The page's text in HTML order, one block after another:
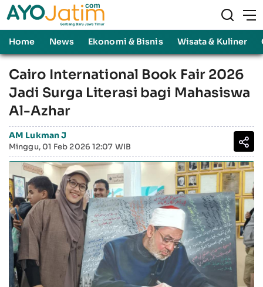
Home News Ekonomi & Bisnis Wisata & Kuliner
Cairo International Book Fair 2026
Jadi Surga Literasi bagi Mahasiswa
Al-Azhar
AM Lukman J
Minggu, 01 Feb 2026 12:07 WIB